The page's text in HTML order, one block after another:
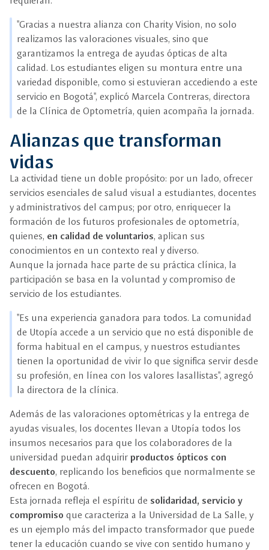
"Gracias a nuestra alianza con Charity Vision, no solo
realizamos las valoraciones visuales, sino que
garantizamos la entrega de ayudas ópticas de alta
calidad. Los estudiantes eligen su montura entre una
variedad disponible, como si estuvieran accediendo a este
servicio en Bogotá", explicó Marcela Contreras, directora
de la Clínica de Optometría, quien acompaña la jornada.
Alianzas que transforman
vidas
La actividad tiene un doble propósito: por un lado, ofrecer
servicios esenciales de salud visual a estudiantes, docentes
y administrativos del campus; por otro, enriquecer la
formación de los futuros profesionales de optometría,
quienes, en calidad de voluntarios, aplican sus
conocimientos en un contexto real y diverso.
Aunque la jornada hace parte de su práctica clínica, la
participación se basa en la voluntad y compromiso de
servicio de los estudiantes.
"Es una experiencia ganadora para todos. La comunidad
de Utopía accede a un servicio que no está disponible de
forma habitual en el campus, y nuestros estudiantes
tienen la oportunidad de vivir lo que significa servir desde
su profesión, en línea con los valores lasallistas", agregó
la directora de la clínica.
Además de las valoraciones optométricas y la entrega de
ayudas visuales, los docentes llevan a Utopía todos los
insumos necesarios para que los colaboradores de la
universidad puedan adquirir productos ópticos con
descuento, replicando los beneficios que normalmente se
ofrecen en Bogotá.
Esta jornada refleja el espíritu de solidaridad, servicio y
compromiso que caracteriza a la Universidad de La Salle, y
es un ejemplo más del impacto transformador que puede
tener la educación cuando se vive con sentido humano y